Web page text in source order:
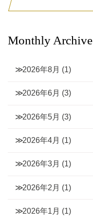
Monthly Archive
2026年8月 (1)
2026年6月 (3)
2026年5月 (3)
2026年4月 (1)
2026年3月 (1)
2026年2月 (1)
2026年1月 (1)